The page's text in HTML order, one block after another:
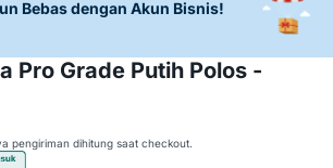
Bebas dengan Akun Bisnis!
Pro Grade Putih Polos -
pengiriman dihitung saat checkout.